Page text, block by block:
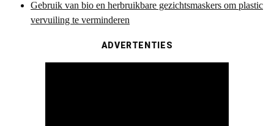
Gebruik van bio en herbruikbare gezichtsmaskers om plastic
vervuiling te verminderen
ADVERTENTIES